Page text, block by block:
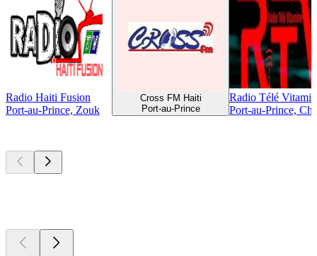
Radio Haiti Fusion
Port-au-Prince, Zouk
Cross FM Haiti
Port-au-Prince
Radio Télé
Port-au-Prince,